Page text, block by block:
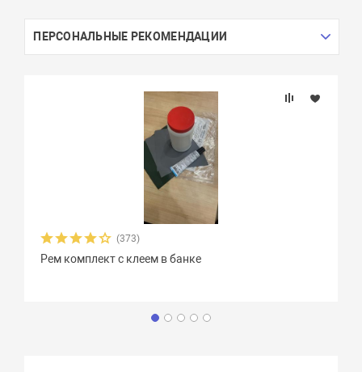
ПЕРСОНАЛЬНЫЕ РЕКОМЕНДАЦИИ
(373)
Рем комплект с клеем в банке